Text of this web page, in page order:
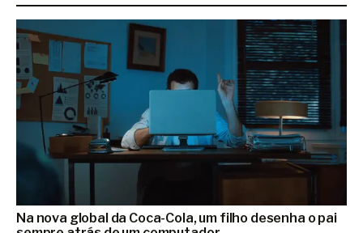
Na nova global da Coca-Cola, um filho desenha o pai